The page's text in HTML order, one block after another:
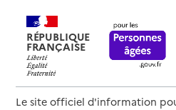
RÉPUBLIQUE
FRANÇAISE
Le site officiel d'information